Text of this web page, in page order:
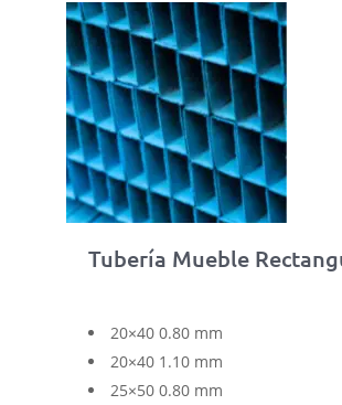
Tubería Mueble
20×40 0.80 mm
20×40 1.10 mm
25×50 0.80 mm